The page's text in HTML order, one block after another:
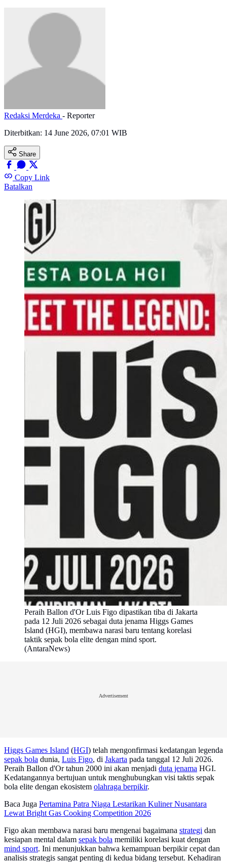
Redaksi Merdeka - Reporter
Diterbitkan: 14 June 2026, 07:01 WIB
Share
Copy Link
Batalkan
Peraih Ballon d'Or Luis Figo dipastikan tiba di Jakarta
pada 12 Juli 2026 sebagai duta jenama Higgs Games
Island (HGI), membawa narasi baru tentang korelasi
taktik sepak bola elite dengan mind sport.
(AntaraNews)
Advertisement
Higgs Games Island (HGI) telah mengonfirmasi kedatangan legenda
sepak bola dunia, Luis Figo, di Jakarta pada tanggal 12 Juli 2026.
Peraih Ballon d'Or tahun 2000 ini akan menjadi duta jenama HGI.
Kedatangannya bertujuan untuk menghubungkan visi taktis sepak
bola elite dengan ekosistem olahraga berpikir.
Baca Juga Pertamina Patra Niaga Lestarikan Kuliner Nusantara
Lewat Bright Gas Cooking Competition 2026
Figo akan membawa narasi baru mengenai bagaimana strategi dan
kesiapan mental dalam sepak bola memiliki korelasi kuat dengan
mind sport. Ini menunjukkan bahwa kemampuan berpikir cepat dan
analisis strategis sangat penting di kedua bidang tersebut. Kehadiran